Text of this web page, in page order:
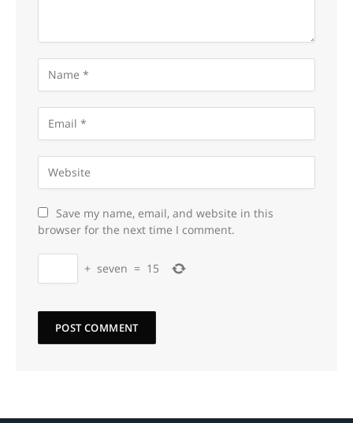
Save my name, email, and website in this
browser for the next time I comment.
+ seven = 15